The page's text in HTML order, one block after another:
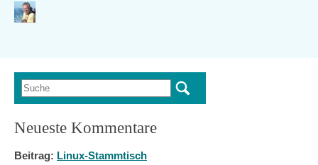
Suchformular
Suche
Neueste Kommentare
Beitrag: Linux-Stammtisch